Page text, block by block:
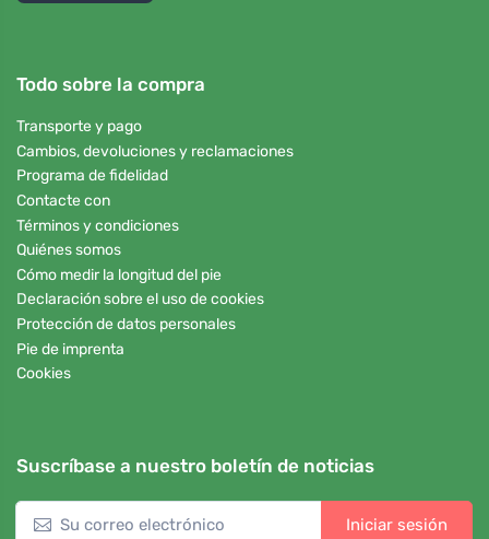
Todo sobre la compra
Transporte y pago
Cambios, devoluciones y reclamaciones
Programa de fidelidad
Contacte con
Términos y condiciones
Quiénes somos
Cómo medir la longitud del pie
Declaración sobre el uso de cookies
Protección de datos personales
Pie de imprenta
Cookies
Suscríbase a nuestro boletín de noticias
Iniciar sesión